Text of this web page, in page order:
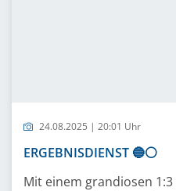
24.08.2025 | 20:01 Uhr
ERGEBNISDIENST 🔵⚪️
Mit einem grandiosen 1:3